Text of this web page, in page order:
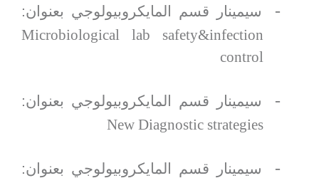
-
سيمينار قسم المايكروبيولوجي بعنوان:
Microbiological lab safety&infection
control
-
سيمينار قسم المايكروبيولوجي بعنوان:
New Diagnostic strategies
-
سيمينار قسم المايكروبيولوجي بعنوان: